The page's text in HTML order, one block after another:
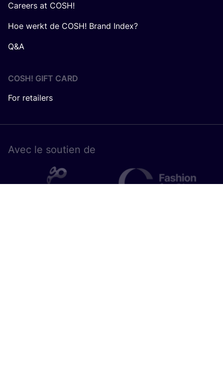
Careers at COSH!
Hoe werkt de COSH! Brand Index?
Q&A
COSH! GIFT CARD
For retailers
Avec le sou­tien de